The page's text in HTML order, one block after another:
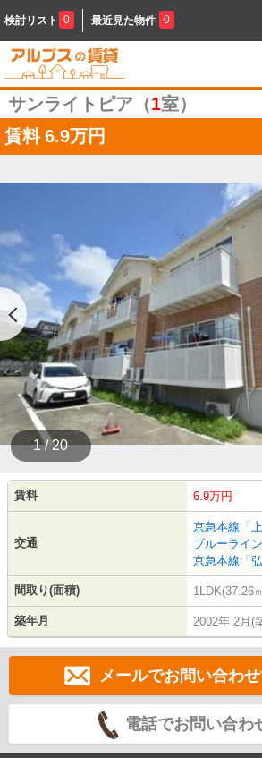
検討リスト 0 最近見た物件 0
サンライトピア（1室）
賃料 6.9万円
1 / 20
賃料 6.9万円
交通
京急本線 「
ブルーライン
京急本線 「
間取り(面積) 1LDK(37.26
築年月 2002年 2月(
メールでお問い合わ
電話でお問い合わ